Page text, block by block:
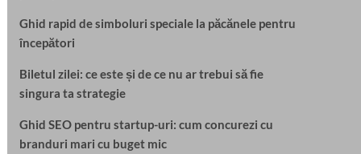
Ghid rapid de simboluri speciale la păcănele pentru
începători
Biletul zilei: ce este și de ce nu ar trebui să fie
singura ta strategie
Ghid SEO pentru startup-uri: cum concurezi cu
branduri mari cu buget mic